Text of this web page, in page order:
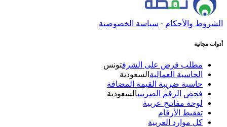
الشروط والأحكام· سياسة الخصوصية
أدوات مجانية
مطلب قرض على الشرف تونس
الحاسبة العماليةالسعودية
حاسبة ضريبة القيمة المضافة
فحص الرقم الضريبيالسعودية
لوحة مفاتيح عربية
تفقيط الأرقام
كل موارد العربية